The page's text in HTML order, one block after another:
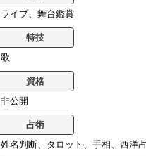
ライブ、舞台鑑賞
特技
歌
資格
非公開
占術
姓名判断、タロット、手相、西洋